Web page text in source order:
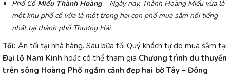
Phố CổMiếu Thành Hoàng– Ngày nay, Thành Hoàng Miếu vừa là
một khu phố cổ vừa là một trong hai con phố mua sắm nổi tiếng
nhất tại thành phố Thượng Hải.
Tối: Ăn tối tại nhà hàng. Sau bữa tối Quý khách tự do mua sắm tại
Đại lộ Nam Kinh hoặc có thể tham gia Chương trình du thuyền
trên sông Hoàng Phố ngắm cảnh đẹp hai bờ Tây – Đông